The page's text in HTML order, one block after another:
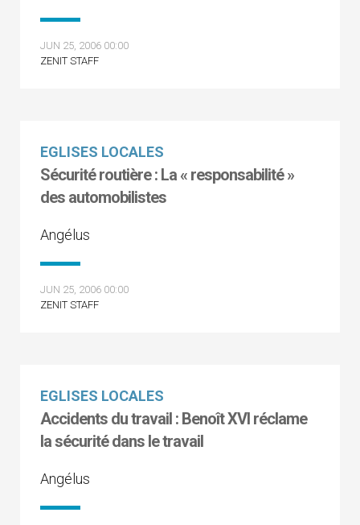
JUN 25, 2006 00:00
ZENIT STAFF
EGLISES LOCALES
Sécurité routière : La « responsabilité »
des automobilistes
Angélus
JUN 25, 2006 00:00
ZENIT STAFF
EGLISES LOCALES
Accidents du travail : Benoît XVI réclame
la sécurité dans le travail
Angélus